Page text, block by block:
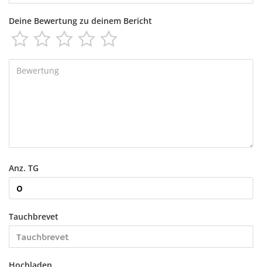
Deine Bewertung zu deinem Bericht
    
Anz. TG
Tauchbrevet